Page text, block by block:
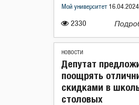
2330
Мой университет
НОВОСТИ
Депутат
поощрять
скидками в
столовых